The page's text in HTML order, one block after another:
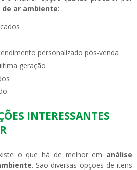
ar ambiente:
personalizado pós-venda
geração
INTERESSANTES
o que há de melhor em análise
. São diversas opções de itens